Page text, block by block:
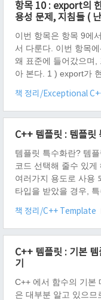
이다. "이것은 타입이
파라미터가 클래스일
지 않는 다면, 컴파일
항목 10 : export의
용성 문제, 지침들 (
이번 항목은 항목 9에
서 다룬다. 이번 항목
왜 표준에 들어갔으며,
아 본다. 1 ) export가
년 10월, 비야네 스트
1990년, 마거릿 엘리
에 템플릿의 전체 명세
가 STL을 위원회에 제
되었..
책 정리/Exceptional
C++ 템플릿 : 템플릿
템플릿 특수화란? 템
코드 선택해 줄수 있
여러가지 용도로 사용
타입을 받았을 경우,
프로그래밍에선 이 특
수화를 어떻게 만드나
namespace std; cout
책 정리/C++ Template
C++ 템플릿 : 기본
기
C++ 에서 함수의 기본
은 대부분 알고 있으므